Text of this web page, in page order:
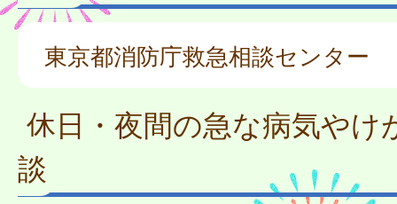
東京都消防庁救急相談センター
休日・夜間の急な病気やけ
談